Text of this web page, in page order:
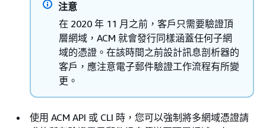
注意
在 2020 年 11 月之前，客戶只需要驗證頂
層網域，ACM 就會發行同樣涵蓋任何子網
域的憑證。在該時間之前設計訊息剖析器的
客戶，應注意電子郵件驗證工作流程有所變
更。
使用 ACM API 或 CLI 時，您可以強制將多網域憑證請